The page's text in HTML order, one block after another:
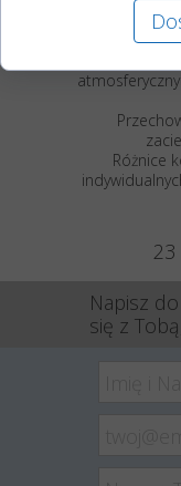
Czas
Różnice
23
Napisz
się z